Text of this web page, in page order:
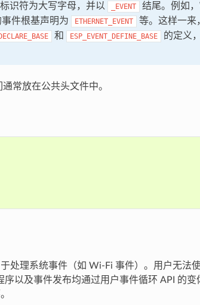
识符为大写字母，并以 _EVENT
结尾。例如
件根基声明为 ETHERNET_EVENT
等。这样一来
和 ESP_EVENT_DEFINE_BASE
的定义
常放在公共头文件中。
处理系统事件（如 Wi-Fi 事件）。用户无法
以及事件发布均通过用户事件循环 API 的变